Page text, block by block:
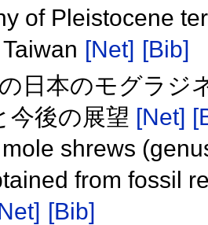
of Pleistocene
[Net] [Bib]
日本のモグラジ
今後の展望 [Net]
shrews
from fossil
[Bib]